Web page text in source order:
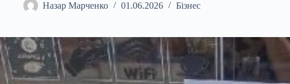
Назар Марченко 01.06.2026 Бізнес